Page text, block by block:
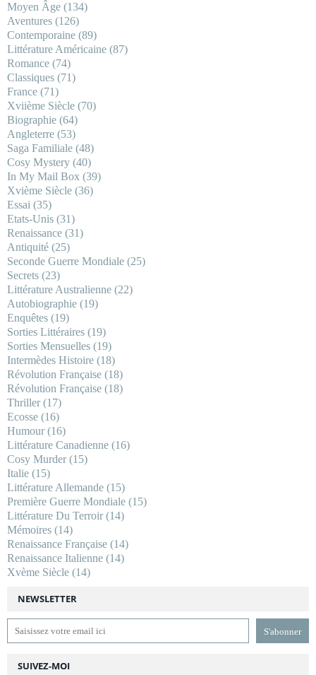
NEWSLETTER
SUIVEZ-MOI
Moyen Âge (134)
Aventures (126)
Contemporaine (89)
Littérature Américaine (87)
Romance (74)
Classiques (71)
France (71)
Xviième Siècle (70)
Biographie (64)
Angleterre (53)
Saga Familiale (48)
Cosy Mystery (40)
In My Mail Box (39)
Xvième Siècle (36)
Essai (35)
Etats-Unis (31)
Renaissance (31)
Antiquité (25)
Seconde Guerre Mondiale (25)
Secrets (23)
Littérature Australienne (22)
Autobiographie (19)
Enquêtes (19)
Sorties Littéraires (19)
Sorties Mensuelles (19)
Intermèdes Histoire (18)
Révolution Française (18)
Révolution Française (18)
Thriller(17)
Ecosse (16)
Humour(16)
Littérature Canadienne (16)
Cosy Murder(15)
Italie (15)
Littérature Allemande (15)
Première Guerre Mondiale (15)
Littérature Du Terroir(14)
Mémoires (14)
Renaissance Française (14)
Renaissance Italienne (14)
Xvème Siècle (14)